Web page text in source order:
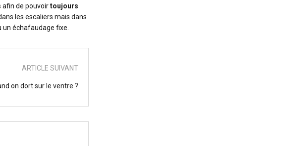
afin de pouvoirtoujours
les escaliers mais dans
un échafaudage fixe.
ARTICLE SUIVANT
on dort sur le ventre ?